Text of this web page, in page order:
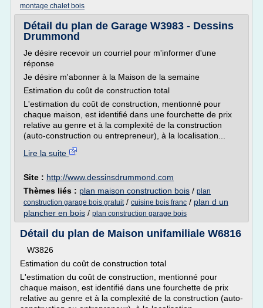
montage chalet bois
Détail du plan de Garage W3983 - Dessins
Drummond
Je désire recevoir un courriel pour m'informer d'une
réponse
Je désire m'abonner à la Maison de la semaine
Estimation du coût de construction total
L'estimation du coût de construction, mentionné pour
chaque maison, est identifié dans une fourchette de prix
relative au genre et à la complexité de la construction
(auto-construction ou entrepreneur), à la localisation...
Lire la suite
Site : http://www.dessinsdrummond.com
Thèmes liés : plan maison construction bois / plan
construction garage bois gratuit/ cuisine bois franc / plan d un
plancher en bois / plan construction garage bois
Détail du plan de Maison unifamiliale W6816
W3826
Estimation du coût de construction total
L'estimation du coût de construction, mentionné pour
chaque maison, est identifié dans une fourchette de prix
relative au genre et à la complexité de la construction (auto-